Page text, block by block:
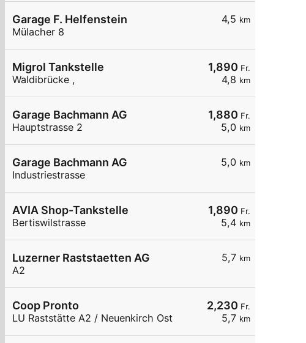
4,5 km
Garage F. Helfenstein
Mülacher 8
1,890 Fr.
4,8 km
Migrol Tankstelle
Waldibrücke ,
1,880 Fr.
5,0 km
Garage Bachmann AG
Hauptstrasse 2
5,0 km
Garage Bachmann AG
Industriestrasse
1,890 Fr.
5,4 km
AVIA Shop-Tankstelle
Bertiswilstrasse
5,7 km
Luzerner Raststaetten AG
A2
2,230 Fr.
5,7 km
Coop Pronto
LU Raststätte A2 / Neuenkirch Ost